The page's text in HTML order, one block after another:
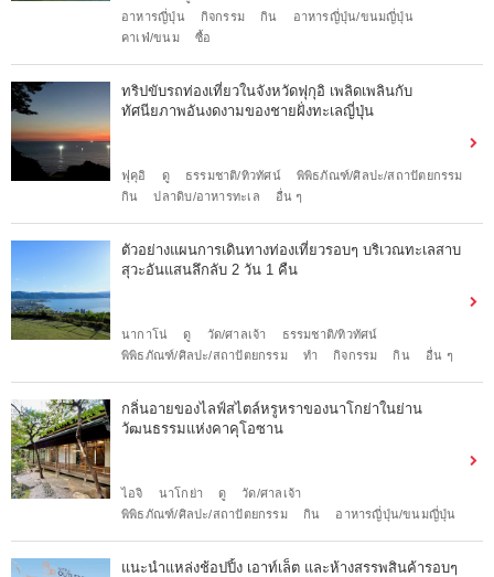
อาหารญี่ปุ่น
กิจกรรม กิน
อาหารญี่ปุ่น/ขนมญี่ปุ่น
คาเฟ่/ขนม
ซื้อ
ทริปขับรถท่องเที่ยวในจังหวัดฟุกุอิ เพลิดเพลินกับ
ทัศนียภาพอันงดงามของชายฝั่งทะเลญี่ปุ่น
ฟุคุอิ ดู ธรรมชาติ/ทิวทัศน์
พิพิธภัณฑ์/ศิลปะ/สถาปัตยกรรม
กิน
ปลาดิบ/อาหารทะเล อื่น ๆ
ตัวอย่างแผนการเดินทางท่องเที่ยวรอบๆ บริเวณทะเลสาบ
สุวะอันแสนลึกลับ 2 วัน 1 คืน
นากาโน่ ดู วัด/ศาลเจ้า
ธรรมชาติ/ทิวทัศน์
พิพิธภัณฑ์/ศิลปะ/สถาปัตยกรรม
ทำ กิจกรรม กิน อื่น ๆ
กลิ่นอายของไลฟ์สไตล์หรูหราของนาโกย่าในย่าน
วัฒนธรรมแห่งคาคุโอซาน
ไอจิ นาโกย่า ดู
วัด/ศาลเจ้า
พิพิธภัณฑ์/ศิลปะ/สถาปัตยกรรม
กิน อาหารญี่ปุ่น/ขนมญี่ปุ่น
แนะนำแหล่งช้อปปิ้ง เอาท์เล็ต และห้างสรรพสินค้ารอบๆ